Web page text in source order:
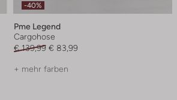
-40%
Pme Legend
Cargohose
€ 139,99 € 83,99
+ mehr farben